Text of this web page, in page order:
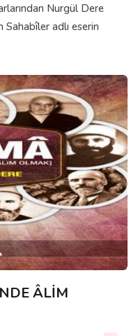
Nurgül Dere
Sahabîler adlı eserin
ÂLİM